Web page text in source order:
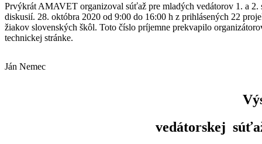
Prvýkrát AMAVET organizoval súťaž pre mladých vedátorov 1. a
diskusií. 28. októbra 2020 od 9:00 do 16:00 h z prihlásených 22
žiakov slovenských škôl. Toto číslo príjemne prekvapilo
technickej stránke.
Ján Nemec
vedátorskej